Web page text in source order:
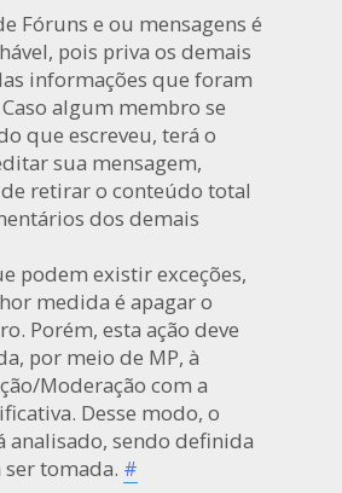
Fóruns e ou mensagens é
pois priva os demais
informações que foram
algum membro se
que escreveu, terá o
sua mensagem,
retirar o conteúdo total
dos demais
podem existir exceções,
medida é apagar o
Porém, esta ação deve
por meio de MP, à
Moderação com a
Desse modo, o
analisado, sendo definida
ser tomada. #